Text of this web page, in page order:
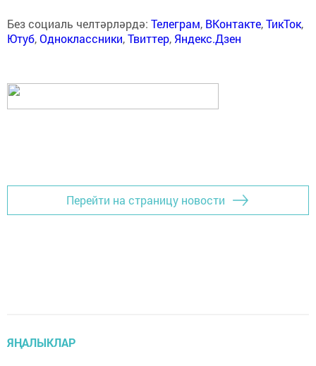
Без социаль челтәрләрдә: Телеграм, ВКонтакте,ТикТок,
Ютуб,Одноклассники,Твиттер, Яндекс.Дзен
Перейти на страницу новости
ЯҢАЛЫКЛАР